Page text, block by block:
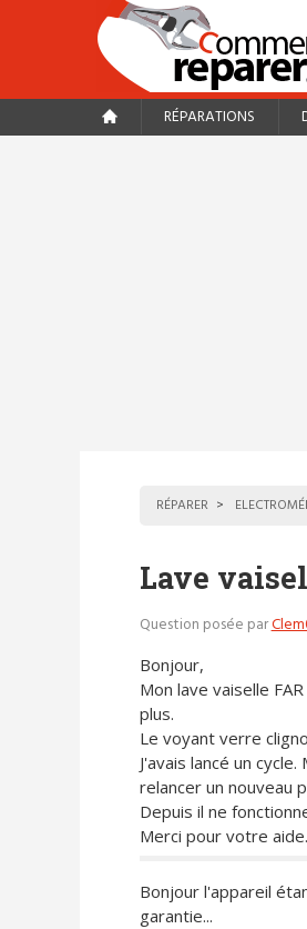
RÉPARATIONS
RÉPARER
Lave
Question posée par
Bonjour,
Mon lave vaiselle
plus.
Le voyant verre
J'avais lancé un
relancer un nouveau
Depuis il ne
Merci pour votre aide.
Bonjour l'appareil
garantie...